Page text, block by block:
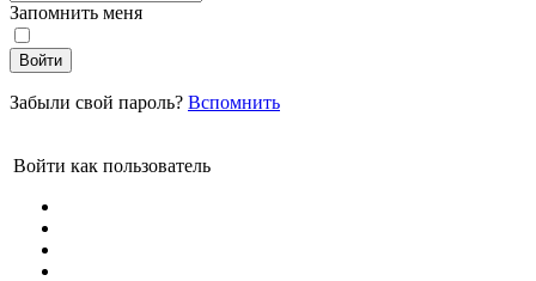
Запомнить меня
Войти
Забыли свой пароль? Вспомнить
Войти как пользователь